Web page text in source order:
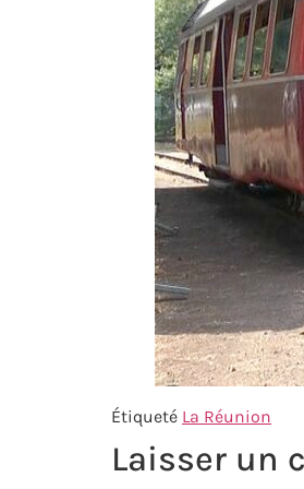
Étiqueté La Réunion
Laisser un